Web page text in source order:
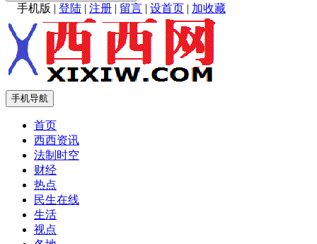
手机版 | 登陆 | 注册 | 留言 | 设首页 | 加收藏
手机导航
首页
西西资讯
法制时空
财经
热点
民生在线
生活
视点